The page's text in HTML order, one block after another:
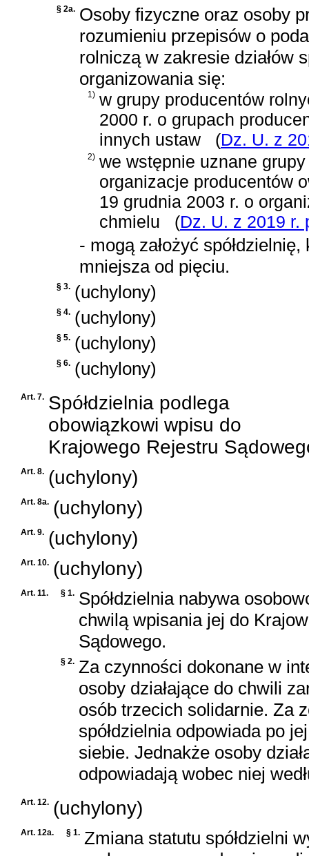
§ 2a. Osoby fizyczne oraz osoby
rozumieniu przepisów o
rolniczą w zakresie działów
organizowania się:
1) w grupy producentów
2000 r. o grupach
innych ustaw
(Dz. U. z
2) we wstępnie uznane
organizacje producentów
19 grudnia 2003 r. o
chmielu
(Dz. U. z 2019 r.
- mogą założyć
mniejsza od pięciu.
§ 3. (uchylony)
§ 4. (uchylony)
§ 5. (uchylony)
§ 6. (uchylony)
Art. 7. Spółdzielnia podlega
obowiązkowi wpisu do
Krajowego Rejestru
Art. 8. (uchylony)
Art. 8a. (uchylony)
Art. 9. (uchylony)
Art. 10. (uchylony)
Art. 11. § 1. Spółdzielnia nabywa
chwilą wpisania jej do
Sądowego.
§ 2. Za czynności dokonane w
osoby działające do chwili
osób trzecich solidarnie. Za
spółdzielnia odpowiada po
siebie. Jednakże osoby
odpowiadają wobec niej
Art. 12. (uchylony)
Art. 12a. § 1. Zmiana statutu spółdzielni